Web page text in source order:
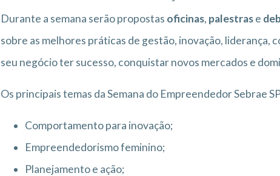
Durante a semana serão propostas oficinas, palestrase
sobre as melhores práticas de gestão, inovação,
seu negócio ter sucesso, conquistar novos mercados e
Os principais temas da Semana do Empreendedor Sebrae
Comportamento para inovação;
Empreendedorismo feminino;
Planejamento e ação;